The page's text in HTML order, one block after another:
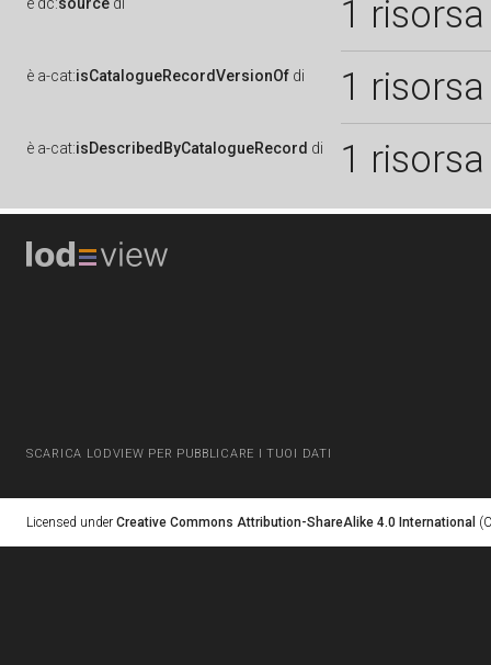
1 risorsa
è a-cat:isCatalogueRecordVersionOf di 1 risorsa
è a-cat:isDescribedByCatalogueRecord di 1 risorsa
SCARICA LODVIEW PER PUBBLICARE I TUOI DATI
Licensed under Creative Commons Attribution-ShareAlike 4.0 International